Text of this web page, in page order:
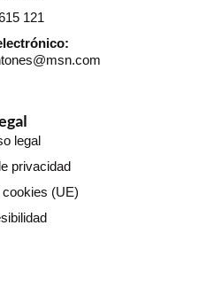
121
legal
privacidad
(UE)